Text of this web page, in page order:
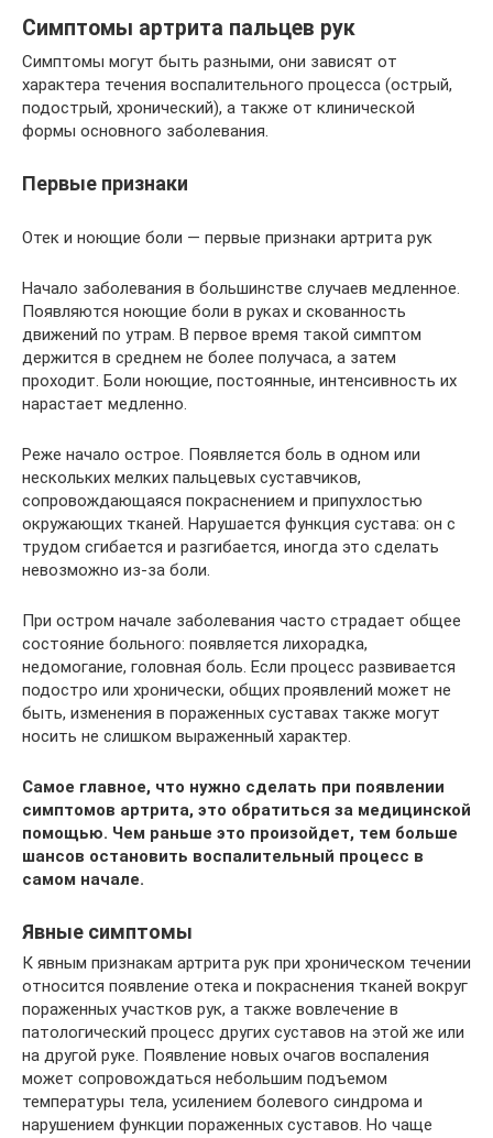
Симптомы артрита пальцев рук
Симптомы могут быть разными, они зависят от
характера течения воспалительного процесса (острый,
подострый, хронический), а также от клинической
формы основного заболевания.
Первые признаки
Отек и ноющие боли — первые признаки артрита рук
Начало заболевания в большинстве случаев медленное.
Появляются ноющие боли в руках и скованность
движений по утрам. В первое время такой симптом
держится в среднем не более получаса, а затем
проходит. Боли ноющие, постоянные, интенсивность их
нарастает медленно.
Реже начало острое. Появляется боль в одном или
нескольких мелких пальцевых суставчиков,
сопровождающаяся покраснением и припухлостью
окружающих тканей. Нарушается функция сустава: он с
трудом сгибается и разгибается, иногда это сделать
невозможно из-за боли.
При остром начале заболевания часто страдает общее
состояние больного: появляется лихорадка,
недомогание, головная боль. Если процесс развивается
подостро или хронически, общих проявлений может не
быть, изменения в пораженных суставах также могут
носить не слишком выраженный характер.
Самое главное, что нужно сделать при появлении
симптомов артрита, это обратиться за медицинской
помощью. Чем раньше это произойдет, тем больше
шансов остановить воспалительный процесс в
самом начале.
Явные симптомы
К явным признакам артрита рук при хроническом течении
относится появление отека и покраснения тканей вокруг
пораженных участков рук, а также вовлечение в
патологический процесс других суставов на этой же или
на другой руке. Появление новых очагов воспаления
может сопровождаться небольшим подъемом
температуры тела, усилением болевого синдрома и
нарушением функции пораженных суставов. Но чаще